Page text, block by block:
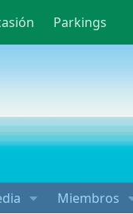
Parkings
Miembros